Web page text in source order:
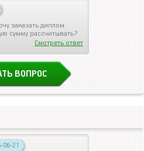
заказать диплом.
сумму рассчитывать?
Смотреть ответ
ВОПРОС
06-21